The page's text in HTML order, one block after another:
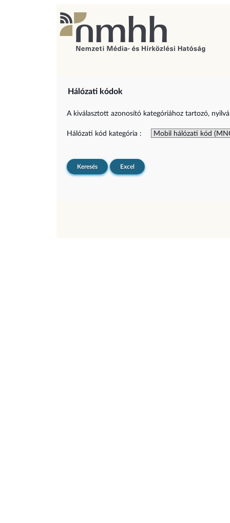
Hálózati kódok
A kiválasztott azonosító kategóriához tartozó,
Hálózati kód kategória :
Keresés Excel